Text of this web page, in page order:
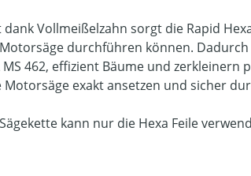
Vollmeißelzahn sorgt die Rapid
durchführen können.
462, effizient Bäume und zerkleinern
exakt ansetzen und sicher
kann nur die Hexa Feile